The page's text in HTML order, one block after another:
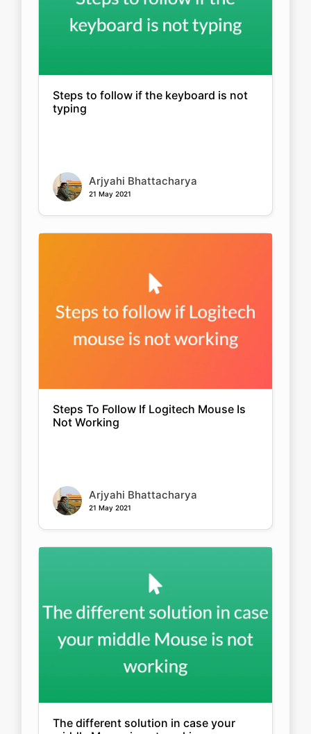
Steps to follow if the keyboard is not
typing
Arjyahi Bhattacharya
21 May 2021
Steps To Follow If Logitech Mouse Is
Not Working
Arjyahi Bhattacharya
21 May 2021
The different solution in case your